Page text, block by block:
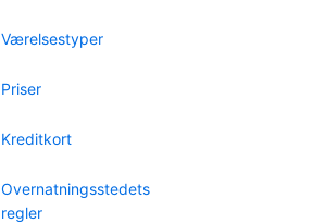
Værelsestyper
Priser
Kreditkort
Overnatningsstedets
regler